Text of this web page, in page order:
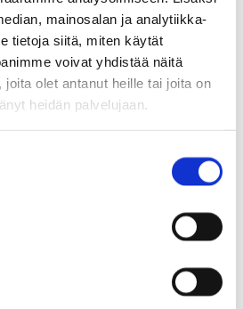
mainosalan ja analytiikka-
tietoja siitä, miten käytät
voivat yhdistää näitä
joita olet antanut heille tai joita on
heidän palvelujaan.